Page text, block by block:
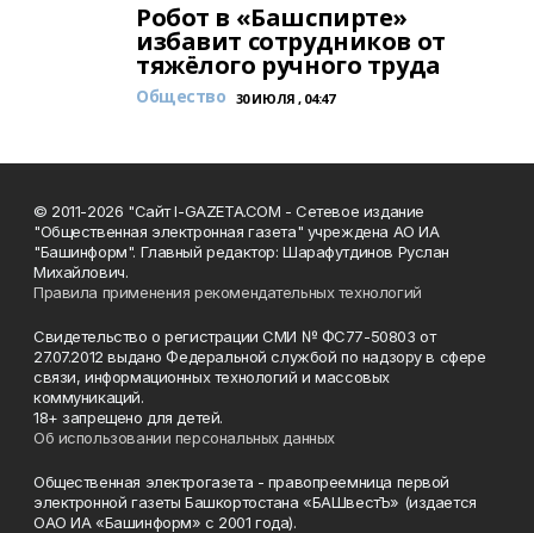
Робот в «Башспирте»
избавит сотрудников от
тяжёлого ручного труда
Общество 30 ИЮЛЯ , 04:47
© 2011-2026 "Сайт I-GAZETA.COM - Сетевое издание
"Общественная электронная газета" учреждена АО ИА
"Башинформ". Главный редактор: Шарафутдинов Руслан
Михайлович.
Правила применения рекомендательных технологий
Свидетельство о регистрации СМИ № ФС77-50803 от
27.07.2012 выдано Федеральной службой по надзору в сфере
связи, информационных технологий и массовых
коммуникаций.
18+ запрещено для детей.
Об использовании персональных данных
Общественная электрогазета - правопреемница первой
электронной газеты Башкортостана «БАШвестЪ» (издается
ОАО ИА «Башинформ» с 2001 года).